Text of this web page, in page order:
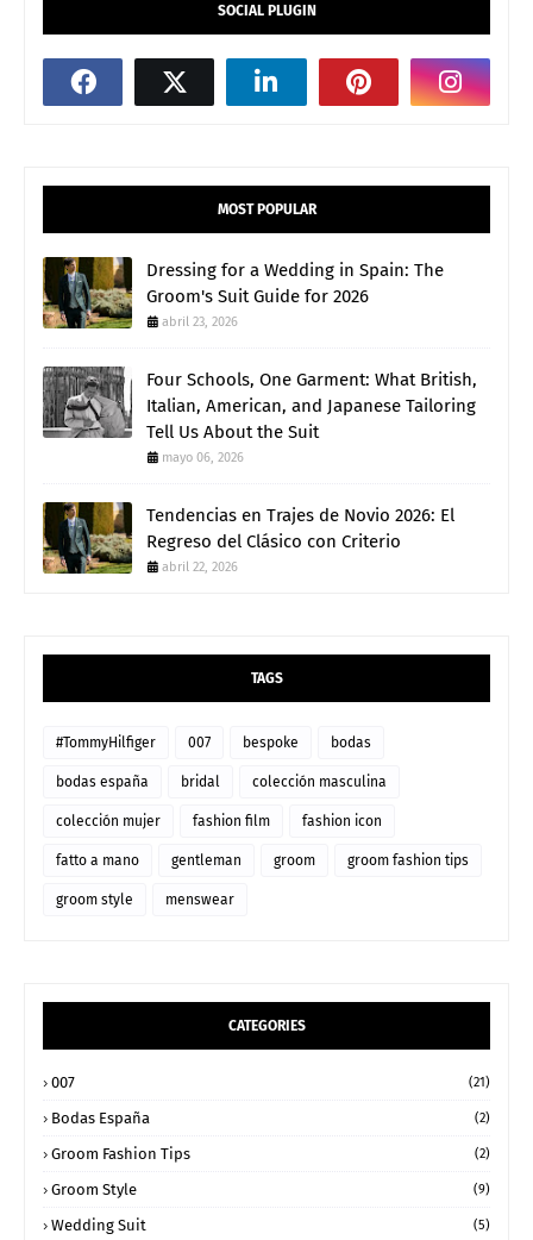
SOCIAL PLUGIN
MOST POPULAR
Dressing for a Wedding in Spain: The
Groom's Suit Guide for 2026
abril 23, 2026
Four Schools, One Garment: What British,
Italian, American, and Japanese Tailoring
Tell Us About the Suit
mayo 06, 2026
Tendencias en Trajes de Novio 2026: El
Regreso del Clásico con Criterio
abril 22, 2026
TAGS
#TommyHilfiger 007 bespoke bodas
bodas españa bridal colección masculina
colección mujer fashion film fashion icon
fatto a mano gentleman groom groom fashion tips
groom style menswear
CATEGORIES
007 (21)
Bodas España (2)
Groom Fashion Tips (2)
Groom Style (9)
Wedding Suit (5)